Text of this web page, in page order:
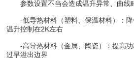
参数设置不当会造成温升异常、曲线
-低导热材料（塑料、保温材料）：降
温升控制在2K左右
-高导热材料（金属、陶瓷）：提高功
过早溢出边界